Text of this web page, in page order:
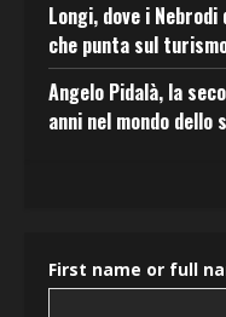
Longi, dove i
che punta sul
Angelo Pidalà, la
anni nel mondo dello
First name or full